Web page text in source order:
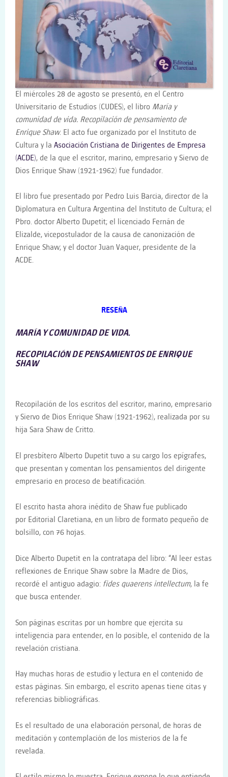
El miércoles 28 de agosto se presentó, en el Centro
Universitario de Estudios (CUDES), el libro María y
comunidad de vida. Recopilación de pensamiento de
Enrique Shaw. El acto fue organizado por el Instituto de
Cultura y la Asociación Cristiana de Dirigentes de Empresa
(ACDE), de la que el escritor, marino, empresario y Siervo de
Dios Enrique Shaw (1921-1962) fue fundador.
El libro fue presentado por Pedro Luis Barcia, director de la
Diplomatura en Cultura Argentina del Instituto de Cultura; el
Pbro. doctor Alberto Dupetit; el licenciado Fernán de
Elizalde, vicepostulador de la causa de canonización de
Enrique Shaw; y el doctor Juan Vaquer, presidente de la
ACDE.
RESEÑA
MARÍA Y COMUNIDAD DE VIDA.
RECOPILACIÓN DE PENSAMIENTOS DE ENRIQUE
SHAW
Recopilación de los escritos del escritor, marino, empresario
y Siervo de Dios Enrique Shaw (1921-1962), realizada por su
hija Sara Shaw de Critto.
El presbítero Alberto Dupetit tuvo a su cargo los epígrafes,
que presentan y comentan los pensamientos del dirigente
empresario en proceso de beatificación.
El escrito hasta ahora inédito de Shaw fue publicado
por Editorial Claretiana, en un libro de formato pequeño de
bolsillo, con 76 hojas.
Dice Alberto Dupetit en la contratapa del libro: “Al leer estas
reflexiones de Enrique Shaw sobre la Madre de Dios,
recordé el antiguo adagio: fides quaerens intellectum, la fe
que busca entender.
Son páginas escritas por un hombre que ejercita su
inteligencia para entender, en lo posible, el contenido de la
revelación cristiana.
Hay muchas horas de estudio y lectura en el contenido de
estas páginas. Sin embargo, el escrito apenas tiene citas y
referencias bibliográficas.
Es el resultado de una elaboración personal, de horas de
meditación y contemplación de los misterios de la fe
revelada.